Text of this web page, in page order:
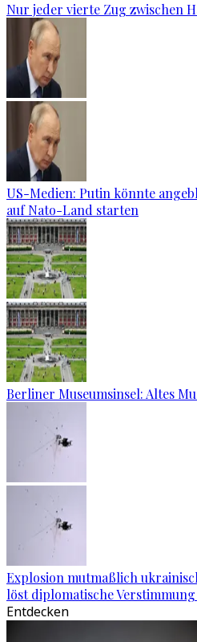
Nur jeder vierte Zug zwischen
US-Medien: Putin könnte
auf Nato-Land starten
Berliner Museumsinsel: Altes
Explosion mutmaßlich
löst diplomatische Verstimmung
Entdecken